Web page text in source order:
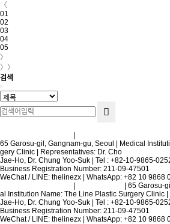
〈
01
02
03
04
05
〉
〉〉
검색
|
65 Garosu-gil, Gangnam-gu, Seoul | Medical
gery Clinic | Representatives: Dr. Cho
Jae-Ho, Dr. Chung Yoo-Suk | Tel : +82-10-9865-
Business Registration Number: 211-09-47501
WeChat / LINE: thelinezx | WhatsApp: +82 10 9868
|
| 65 Garosu-
al Institution Name: The Line Plastic Surgery Clinic
Jae-Ho, Dr. Chung Yoo-Suk | Tel : +82-10-9865-
Business Registration Number: 211-09-47501
WeChat / LINE: thelinezx | WhatsApp: +82 10 9868